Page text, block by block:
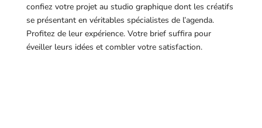
confiez votre projet au studio graphique dont les créatifs
se présentant en véritables spécialistes de l’agenda.
Profitez de leur expérience. Votre brief suffira pour
éveiller leurs idées et combler votre satisfaction.